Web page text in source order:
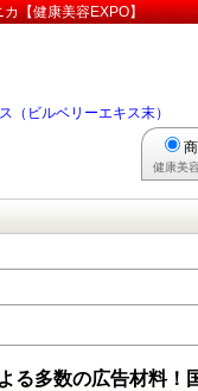
【健康美容EXPO】
（ビルベリーエキス末）
健康美
る多数の広告材料！